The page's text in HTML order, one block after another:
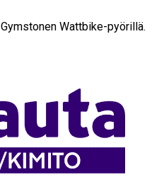
Gymstonen Wattbike-pyörillä.